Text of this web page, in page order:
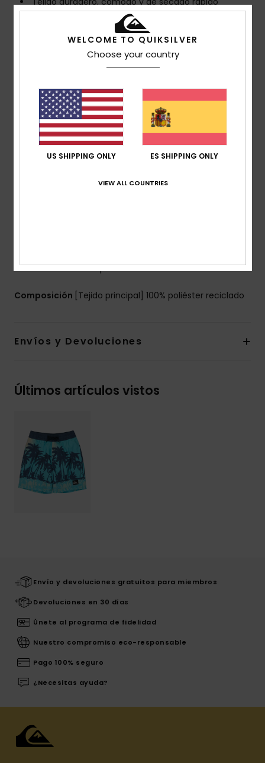
Fabricado con 45% de fibras de poliéster recicladas,
procedentes de residuos textiles y 45% de botellas de
Tejido:poliéster reciclado, apto para el uso diario
[125 g/m²]
CARACTERÍSTICAS
Corte:Pierna recta
cintura elástica
Cordón elástico para llaves en el interior del bolsillo
Composición [Tejido principal] 100% poliéster reciclado
Envíos y Devoluciones
Últimos artículos vistos
Envío y devoluciones gratuitos para miembros
Devoluciones en 30 días
Únete al programa de fidelidad
Nuestro compromiso eco-responsable
Pago 100% seguro
¿Necesitas ayuda?
WELCOME TO QUIKSILVER
Choose your country
US SHIPPING ONLY ES SHIPPING ONLY
VIEW ALL COUNTRIES